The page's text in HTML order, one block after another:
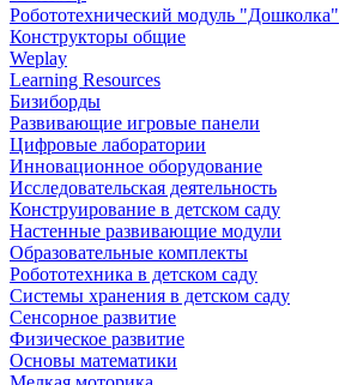
Робототехнический модуль "Дошколка"
Конструкторы общие
Weplay
Learning Resources
Бизиборды
Развивающие игровые панели
Цифровые лаборатории
Инновационное оборудование
Исследовательская деятельность
Конструирование в детском саду
Настенные развивающие модули
Образовательные комплекты
Робототехника в детском саду
Системы хранения в детском саду
Сенсорное развитие
Физическое развитие
Основы математики